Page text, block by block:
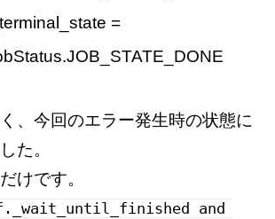
=
、今回のエラー発生時の状態に
た。
けです。
and